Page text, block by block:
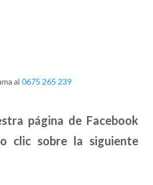
al 0675 265 239
página de Facebook
clic sobre la siguiente